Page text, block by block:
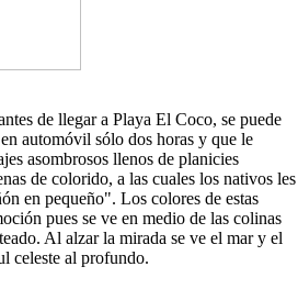
de llegar a Playa El Coco, se puede
automóvil sólo dos horas y que le
asombrosos llenos de planicies
de colorido, a las cuales los nativos les
en pequeño". Los colores de estas
pues se ve en medio de las colinas
Al alzar la mirada se ve el mar y el
celeste al profundo.